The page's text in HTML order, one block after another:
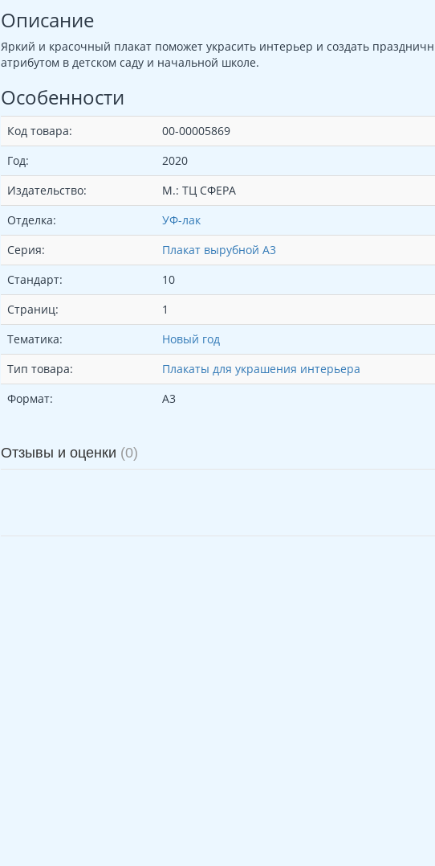
Описание
Яркий и красочный плакат поможет украсить интерьер и создать
атрибутом в детском саду и начальной школе.
Особенности
Код товара:
00-00005869
Год:
2020
Издательство:
М.: ТЦ СФЕРА
Отделка:
УФ-лак
Серия:
Плакат вырубной А3
Стандарт:
10
Страниц:
1
Тематика:
Новый год
Тип товара:
Плакаты для украшения интерьера
Формат:
А3
Отзывы и оценки (0)